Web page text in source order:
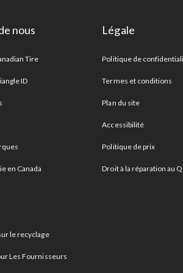
nous
Tire
ID
en Canada
le recyclage
Les Fournisseurs
Légale
Politique de
Termes et conditions
Plan du site
Accessibilité
Politique de prix
Droit à la réparation au